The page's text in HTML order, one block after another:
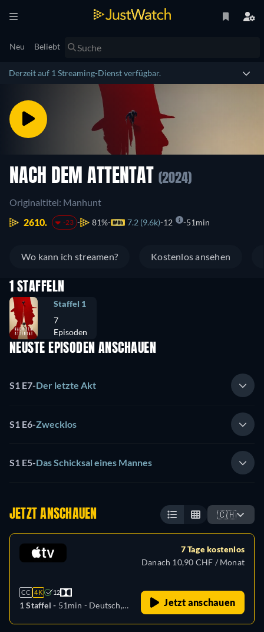
Neu Beliebt
Derzeit auf 1 Streaming-Dienst verfügbar.
NACH DEM ATTENTAT (2024)
Originaltitel: Manhunt
2610.
-23 81% 7.2 (9.6k) 12 51min
Wo kann ich streamen? Kostenlos ansehen
1 STAFFELN
Staffel 1
7
Episoden
NEUSTE EPISODEN ANSCHAUEN
S1 E7-Der letzte Akt
S1 E6-Zwecklos
S1 E5-Das Schicksal eines Mannes
JETZT ANSCHAUEN 🇨🇭
CC 4K 12
1 Staffel - 51min - Deutsch,
7 Tage kostenlos
Danach 10,90 CHF / Monat
Jetzt anschauen